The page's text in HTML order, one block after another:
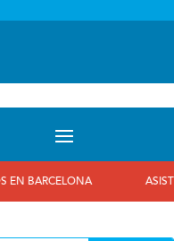
ASISTIMOS